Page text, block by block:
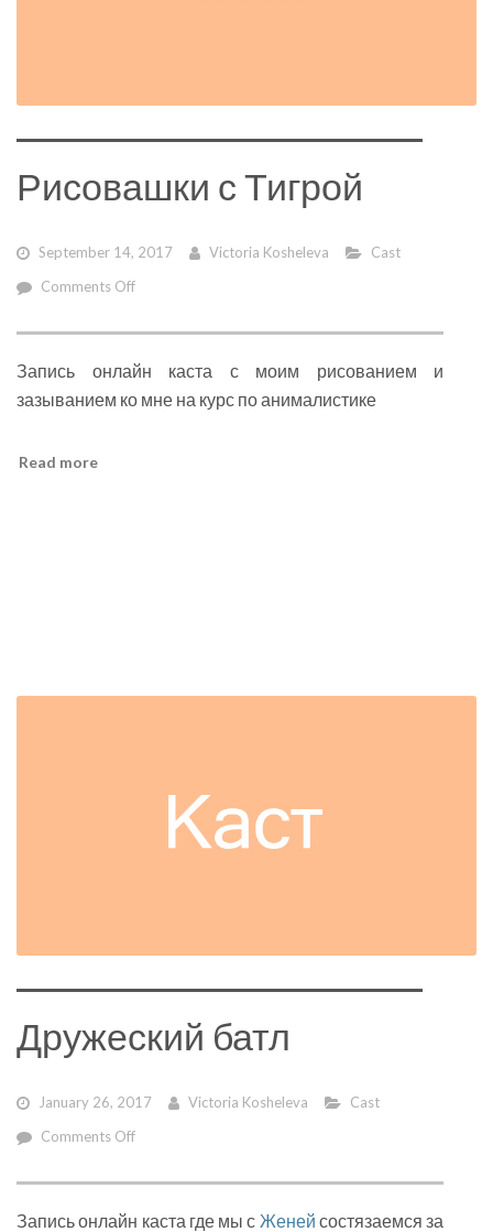
Рисовашки с Тигрой
September 14, 2017 Victoria Kosheleva
Cast
Comments Offon
с
Запись онлайн каста с моим рисованием и
зазыванием ко мне на курс по анималистике
Read more
Дружеский батл
January 26, 2017 Victoria Kosheleva
Cast
Comments Offon
батл
Запись онлайн каста где мы с Женей состязаемся за